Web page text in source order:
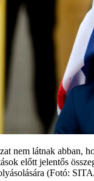
nem látnak abban,
előtt jelentős
(Fotó: